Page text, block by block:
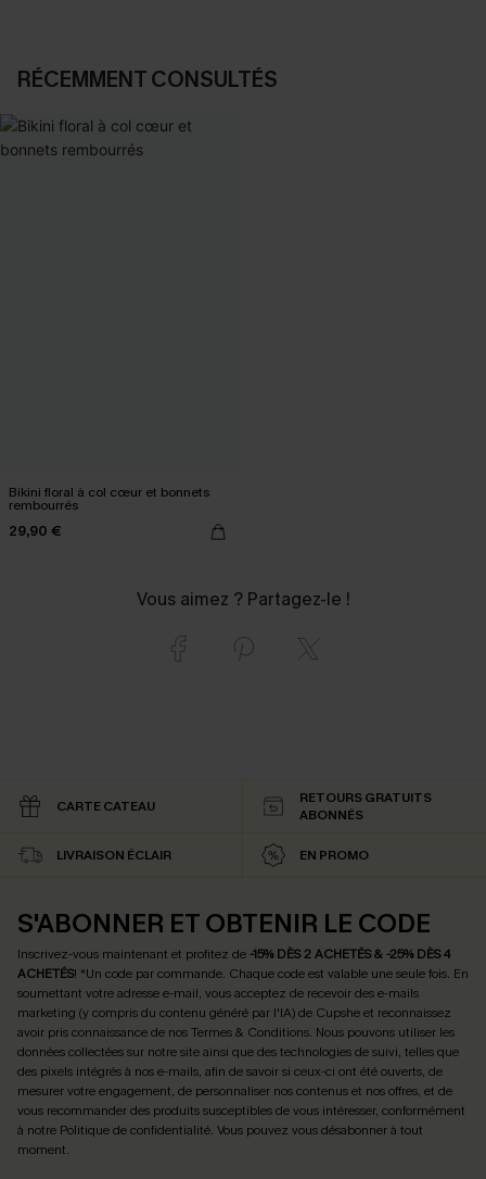
RÉCEMMENT CONSULTÉS
Bikini floral à col cœur et bonnets
rembourrés
29,90 €
Vous aimez ? Partagez-le !
CARTE CATEAU
RETOURS GRATUITS
ABONNÉS
LIVRAISON ÉCLAIR EN PROMO
S'ABONNER ET OBTENIR LE CODE
Inscrivez-vous maintenant et profitez de -15% DÈS 2 ACHETÉS & -25% DÈS 4
ACHETÉS! *Un code par commande. Chaque code est valable une seule fois. En
soumettant votre adresse e-mail, vous acceptez de recevoir des e-mails
marketing (y compris du contenu généré par l'IA) de Cupshe et reconnaissez
avoir pris connaissance de nosTermes & Conditions. Nous pouvons utiliser les
données collectées sur notre site ainsi que des technologies de suivi, telles que
des pixels intégrés à nos e-mails, afin de savoir si ceux-ci ont été ouverts, de
mesurer votre engagement, de personnaliser nos contenus et nos offres, et de
vous recommander des produits susceptibles de vous intéresser, conformément
à notre Politique de confidentialité. Vous pouvez vous désabonner à tout
moment.